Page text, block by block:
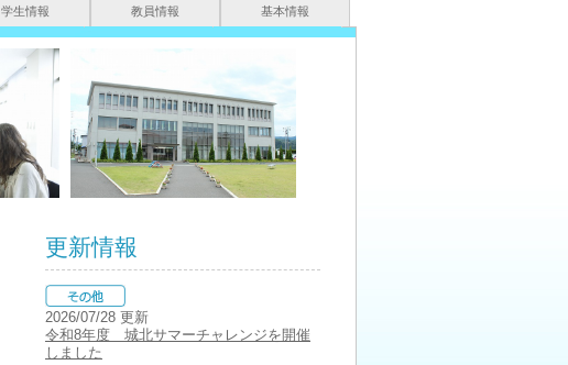
学生情報 教員情報 基本情報
更新情報
2026/07/28 更新
令和8年度 城北サマーチャレンジを開催
しました